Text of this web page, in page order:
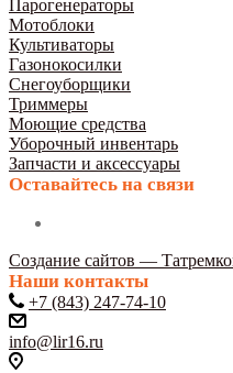
Парогенераторы
Мотоблоки
Культиваторы
Газонокосилки
Снегоуборщики
Триммеры
Моющие средства
Уборочный инвентарь
Запчасти и аксессуары
Оставайтесь на связи
Создание сайтов —
Наши контакты
+7 (843) 247-74-10
info@lir16.ru